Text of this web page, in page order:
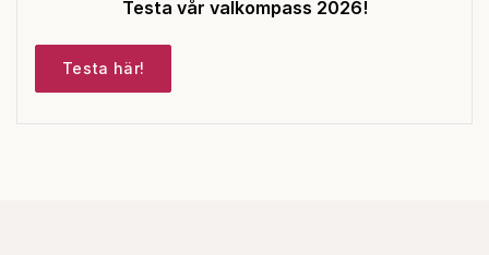
Testa vår valkompass 2026!
Testa här!